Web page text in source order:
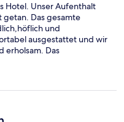
Hotel. Unser Aufenthalt
getan. Das gesamte
und
ausgestattet und wir
erholsam. Das
offen. Dank für alles.